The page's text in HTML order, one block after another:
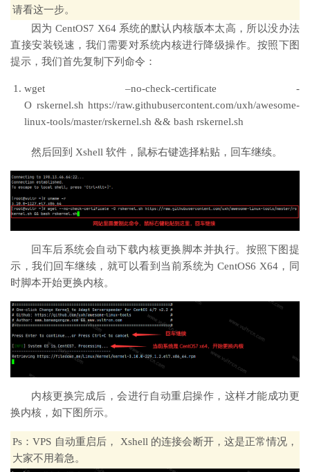
请看这一步。
因为 CentOS7 X64 系统的默认内核版本太高，所以没办法
直接安装锐速，我们需要对系统内核进行降级操作。按照下图
提示，我们首先复制下列命令：
wget –no-check-certificate -
O rskernel.sh https://raw.githubusercontent.com/uxh/awesome-
linux-tools/master/rskernel.sh && bash rskernel.sh
然后回到 Xshell 软件，鼠标右键选择粘贴，回车继续。
回车后系统会自动下载内核更换脚本并执行。按照下图提
示，我们回车继续，就可以看到当前系统为 CentOS6 X64，同
时脚本开始更换内核。
内核更换完成后，会进行自动重启操作，这样才能成功更
换内核，如下图所示。
Ps：VPS 自动重启后， Xshell 的连接会断开，这是正常情况，
大家不用着急。